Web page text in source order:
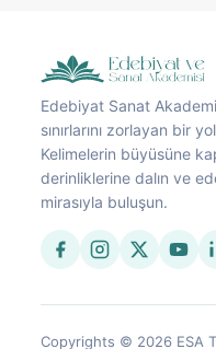
Edebiyat Sanat
sınırlarını zorlayan bir
Kelimelerin büyüsüne
derinliklerine dalın ve
mirasıyla buluşun.
Copyrights © 2026 ESA